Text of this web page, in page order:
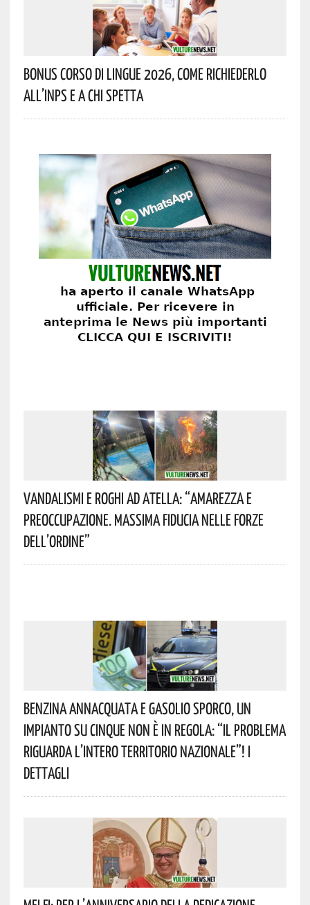
Bonus Corso Di Lingue 2026, Come Richiederlo
All’INPS E A Chi Spetta
Vandalismi E Roghi Ad Atella: “Amarezza E
Preoccupazione. Massima Fiducia Nelle Forze
Dell’Ordine”
Benzina Annacquata E Gasolio Sporco, Un
Impianto Su Cinque Non È In Regola: “il Problema
Riguarda L’intero Territorio Nazionale”! I
Dettagli